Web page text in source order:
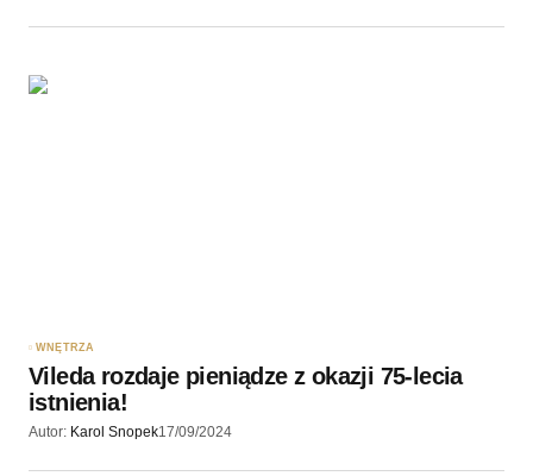
WNĘTRZA
Vileda rozdaje pieniądze z okazji 75-lecia
istnienia!
Autor: Karol Snopek17/09/2024